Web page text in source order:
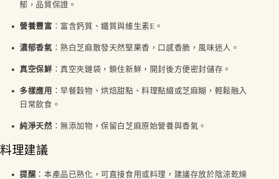
郁，品質保證。
營養豐富 ：富含鈣質、鐵質與維生素E。
濃郁香氣 ：熟白芝麻散發天然堅果香，口感香脆，風味迷人。
真空保鮮 ：真空夾鏈袋，鎖住新鮮，開封後方便密封儲存。
多樣應用
：早餐穀物、烘焙甜點、料理點綴或芝麻糊，輕鬆融入
日常飲食。
純淨天然 ：無添加物，保留白芝麻原始營養與香氣。
料理建議
提醒 ：本產品已熟化，可直接食用或料理，建議存放於陰涼乾燥